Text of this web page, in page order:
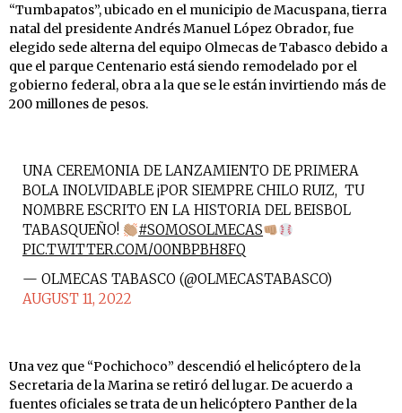
“Tumbapatos”, ubicado en el municipio de Macuspana, tierra
natal del presidente Andrés Manuel López Obrador, fue
elegido sede alterna del equipo Olmecas de Tabasco debido a
que el parque Centenario está siendo remodelado por el
gobierno federal, obra a la que se le están invirtiendo más de
200 millones de pesos.
UNA CEREMONIA DE LANZAMIENTO DE PRIMERA
BOLA INOLVIDABLE ¡POR SIEMPRE CHILO RUIZ, TU
NOMBRE ESCRITO EN LA HISTORIA DEL BEISBOL
TABASQUEÑO!
#SOMOSOLMECAS
PIC.TWITTER.COM/00NBPBH8FQ
— OLMECAS TABASCO (@OLMECASTABASCO)
AUGUST 11, 2022
Una vez que “Pochichoco” descendió el helicóptero de la
Secretaria de la Marina se retiró del lugar. De acuerdo a
fuentes oficiales se trata de un helicóptero Panther de la